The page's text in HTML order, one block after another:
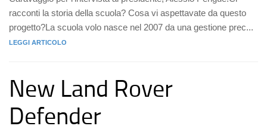
racconti la storia della scuola? Cosa vi aspettavate da questo
progetto?La scuola volo nasce nel 2007 da una gestione prec...
LEGGI ARTICOLO
New Land Rover
Defender